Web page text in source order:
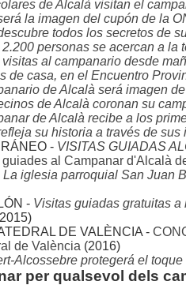
de Alcalà visitan el
la imagen del cupón de la
todos los secretos de
personas se acercan a la
al campanario desde
de casa, en el Encuentro
de Alcalà será imagen
de Alcalà coronan su
de Alcalà recibe a los
su historia a través de sus
- VISITAS GUIADAS
al Campanar d'Alcalà
La iglesia parroquial San Juan
- Visitas guiadas gratuitas
DE VALÈNCIA -
de València (2016)
Alcossebre protegerá el
per qualsevol dels